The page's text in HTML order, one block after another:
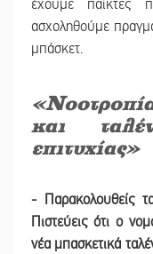
έχουμε παίκτες
ασχοληθούμε
μπάσκετ.
και
επιτυχίας»
- Παρακολουθείς
Πιστεύεις ότι ο
νέα μπασκετικά